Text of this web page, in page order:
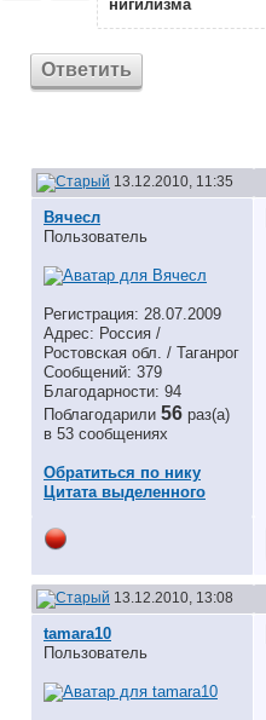
нигилизма
Ответить
13.12.2010, 11:35
Вячесл
Пользователь
Регистрация: 28.07.2009
Адрес: Россия /
Ростовская обл. / Таганрог
Сообщений: 379
Благодарности: 94
Поблагодарили 56 раз(а)
в 53 сообщениях
Обратиться по нику
Цитата выделенного
13.12.2010, 13:08
tamara10
Пользователь